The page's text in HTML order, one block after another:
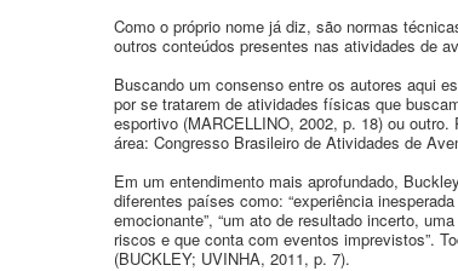
Como o próprio nome já diz, são normas
outros conteúdos presentes nas atividades de
Buscando um consenso entre os autores aqui
por se tratarem de atividades físicas que
esportivo (MARCELLINO, 2002, p. 18) ou
área: Congresso Brasileiro de Atividades de
Em um entendimento mais aprofundado,
diferentes países como: “experiência
emocionante”, “um ato de resultado incerto,
riscos e que conta com eventos imprevistos”.
(BUCKLEY; UVINHA, 2011, p. 7).